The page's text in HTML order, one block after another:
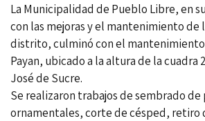
La Municipalidad de Pueblo Libre, en
con las mejoras y el mantenimiento de
distrito, culminó con el
Payan, ubicado a la altura de la cuadra
José de Sucre.
Se realizaron trabajos de sembrado de
ornamentales, corte de césped, retiro